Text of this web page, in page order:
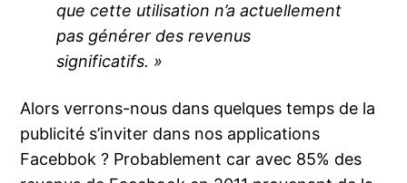
que cette utilisation n’a actuellement
pas générer des revenus
significatifs. »
Alors verrons-nous dans quelques temps de la
publicité s’inviter dans nos applications
Facebbok ? Probablement car avec 85% des